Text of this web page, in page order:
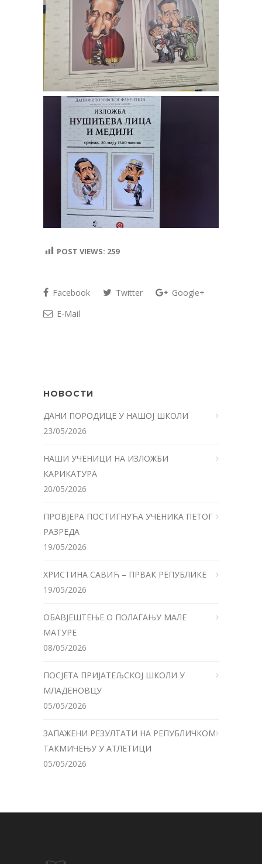
POST VIEWS: 259
Facebook Twitter
Google+
E-Mail
НОВОСТИ
ДАНИ ПОРОДИЦЕ У НАШОЈ ШКОЛИ
23/05/2026
НАШИ УЧЕНИЦИ НА ИЗЛОЖБИ
КАРИКАТУРА
20/05/2026
ПРОВЈЕРА ПОСТИГНУЋА УЧЕНИКА ПЕТОГ
РАЗРЕДА
19/05/2026
ХРИСТИНА САВИЋ – ПРВАК РЕПУБЛИКЕ
19/05/2026
ОБАВЈЕШТЕЊЕ О ПОЛАГАЊУ МАЛЕ
МАТУРЕ
08/05/2026
ПОСЈЕТА ПРИЈАТЕЉСКОЈ ШКОЛИ У
МЛАДЕНОВЦУ
05/05/2026
ЗАПАЖЕНИ РЕЗУЛТАТИ НА РЕПУБЛИЧКОМ
ТАКМИЧЕЊУ У АТЛЕТИЦИ
05/05/2026